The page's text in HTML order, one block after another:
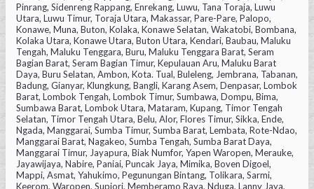
Pinrang, Sidenreng Rappang, Enrekang, Luwu, Tana Toraja, Luwu
Utara, Luwu Timur, Toraja Utara, Makassar, Pare-Pare, Palopo,
Konawe, Muna, Buton, Kolaka, Konawe Selatan, Wakatobi, Bombana,
Kolaka Utara, Konawe Utara, Buton Utara, Kendari, Baubau, Maluku
Tengah, Maluku Tenggara, Buru, Maluku Tenggara Barat, Seram
Bagian Barat, Seram Bagian Timur, Kepulauan Aru, Maluku Barat
Daya, Buru Selatan, Ambon, Kota. Tual, Buleleng, Jembrana, Tabanan,
Badung, Gianyar, Klungkung, Bangli, Karang Asem, Denpasar, Lombok
Barat, Lombok Tengah, Lombok Timur, Sumbawa, Dompu, Bima,
Sumbawa Barat, Lombok Utara, Mataram, Kupang, Timor Tengah
Selatan, Timor Tengah Utara, Belu, Alor, Flores Timur, Sikka, Ende,
Ngada, Manggarai, Sumba Timur, Sumba Barat, Lembata, Rote-Ndao,
Manggarai Barat, Nagakeo, Sumba Tengah, Sumba Barat Daya,
Manggarai Timur, Jayapura, Biak Numfor, Yapen Waropen, Merauke,
Jayawijaya, Nabire, Paniai, Puncak Jaya, Mimika, Boven Digoel,
Mappi, Asmat, Yahukimo, Pegunungan Bintang, Tolikara, Sarmi,
Keerom, Waropen, Supiori, Memberamo Raya, Nduga, Lanny Jaya,